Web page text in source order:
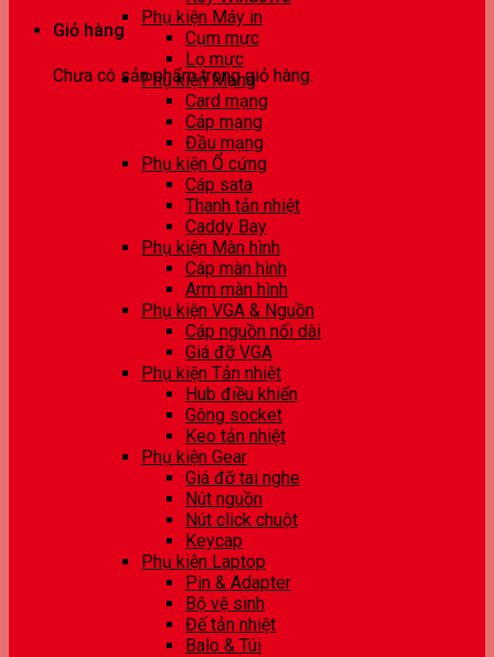
Giỏ hàng
Chưa có sản phẩm trong giỏ hàng.
Phụ kiện Máy in
Cụm mực
Lọ mực
Phụ kiện Mạng
Card mạng
Cáp mạng
Đầu mạng
Phụ kiện Ổ cứng
Cáp sata
Thanh tản nhiệt
Caddy Bay
Phụ kiện Màn hình
Cáp màn hình
Arm màn hình
Phụ kiện VGA & Nguồn
Cáp nguồn nối dài
Giá đỡ VGA
Phụ kiện Tản nhiệt
Hub điều khiển
Gông socket
Keo tản nhiệt
Phụ kiện Gear
Giá đỡ tai nghe
Nút nguồn
Nút click chuột
Keycap
Phụ kiện Laptop
Pin & Adapter
Bộ vệ sinh
Đế tản nhiệt
Balo & Túi